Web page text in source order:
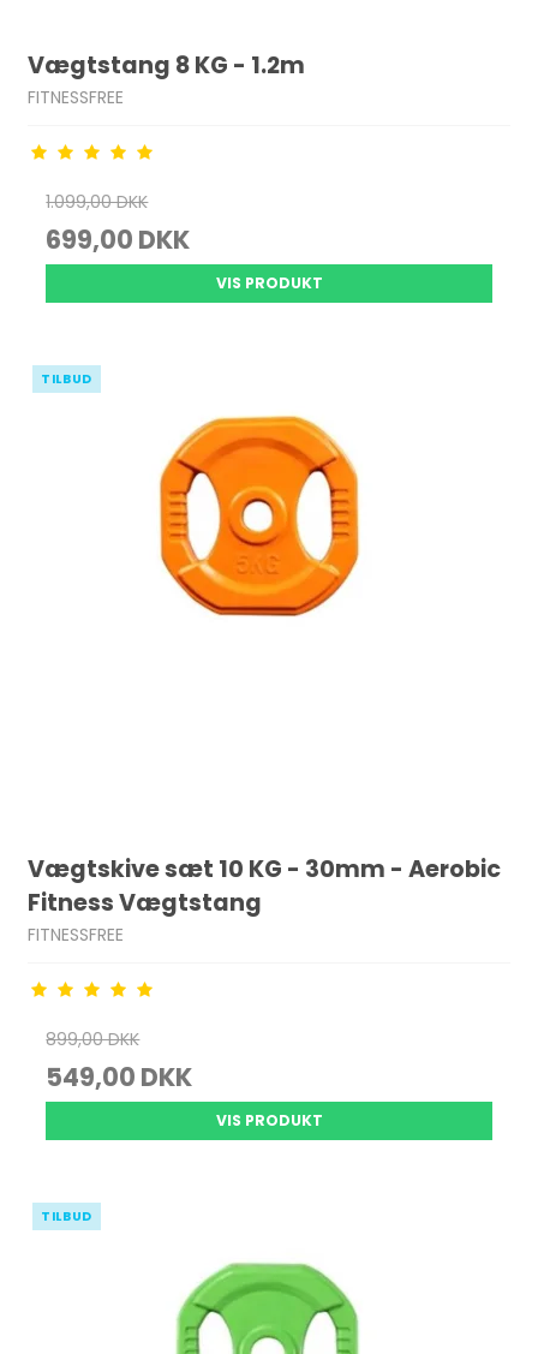
Vægtstang 8 KG - 1.2m
FITNESSFREE
1.099,00 DKK
699,00 DKK
VIS PRODUKT
TILBUD
Vægtskive sæt 10 KG - 30mm - Aerobic
Fitness Vægtstang
FITNESSFREE
899,00 DKK
549,00 DKK
VIS PRODUKT
TILBUD